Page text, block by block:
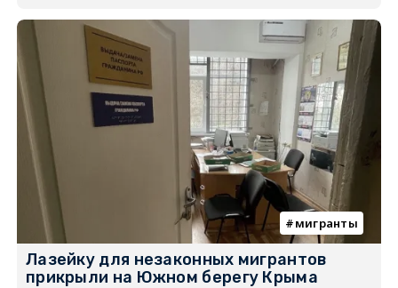
мигранты
Лазейку для незаконных мигрантов
прикрыли на Южном берегу Крыма